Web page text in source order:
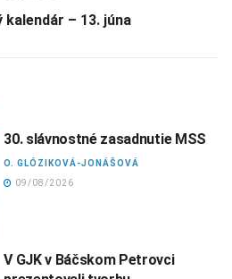
– 13. júna
30. slávnostné zasadnutie MSS
O. GLÓZIKOVÁ-JONÁŠOVÁ
09/08/2026
V GJK v Báčskom Petrovci